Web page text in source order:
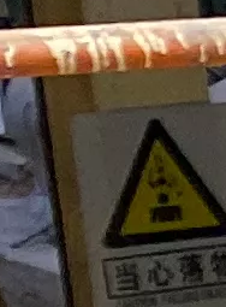
de cola para
de placa de
inquebrável,
com 2000kg